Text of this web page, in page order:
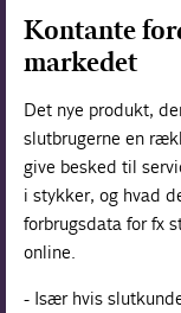
Kontante
markedet
Det nye produkt,
slutbrugerne en
give besked til
i stykker, og hvad
forbrugsdata for fx
online.
- Især hvis